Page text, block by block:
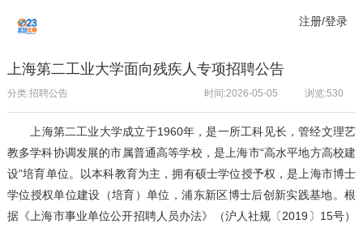
注册/登录
上海第二工业大学面向残疾人专项招聘公告
分类:招聘公告 浏览:530
时间:2026-05-05
上海第二工业大学成立于1960年，是一所工科见长，管经文理艺
教多学科协调发展的市属普通高等学校，是上海市“高水平地方高校建
设”培育单位。以本科教育为主，拥有硕士学位授予权，是上海市博士
学位授权单位建设（培育）单位，浦东新区博士后创新实践基地。根
据《上海市事业单位公开招聘人员办法》（沪人社规〔2019〕15号）